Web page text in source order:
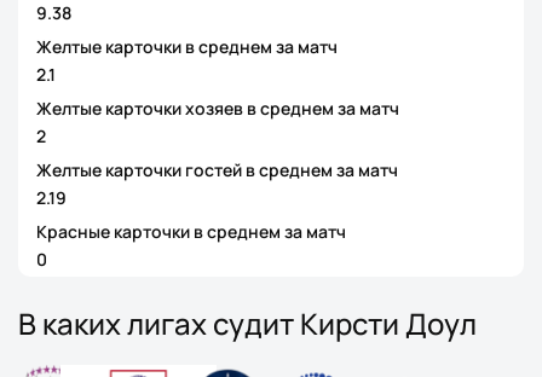
9.38
Желтые карточки в среднем за матч
2.1
Желтые карточки хозяев в среднем за матч
2
Желтые карточки гостей в среднем за матч
2.19
Красные карточки в среднем за матч
0
В каких лигах судит Кирсти Доул